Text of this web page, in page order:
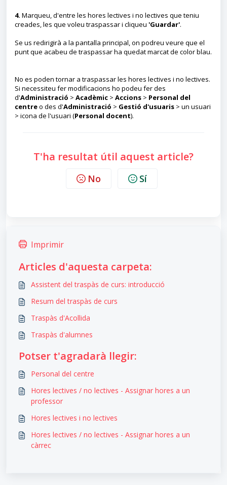
4. Marqueu, d'entre les hores lectives i no lectives que teniu
creades, les que voleu traspassar i cliqueu 'Guardar'.
Se us redirigirà a la pantalla principal, on podreu veure que el
punt que acabeu de traspassar ha quedat marcat de color blau.
No es poden tornar a traspassar les hores lectives i no lectives.
Si necessiteu fer modificacions ho podeu fer des
d'Administració > Acadèmic > Accions > Personal del
centreo des d'Administració > Gestió d'usuaris > un usuari
> icona de l'usuari (Personal docent).
T'ha resultat útil aquest article?
No Sí
Imprimir
Articles d'aquesta carpeta:
Assistent del traspàs de curs: introducció
Resum del traspàs de curs
Traspàs d'Acollida
Traspàs d'alumnes
Potser t'agradarà llegir:
Personal del centre
Hores lectives / no lectives - Assignar hores a un
professor
Hores lectives i no lectives
Hores lectives / no lectives - Assignar hores a un
càrrec